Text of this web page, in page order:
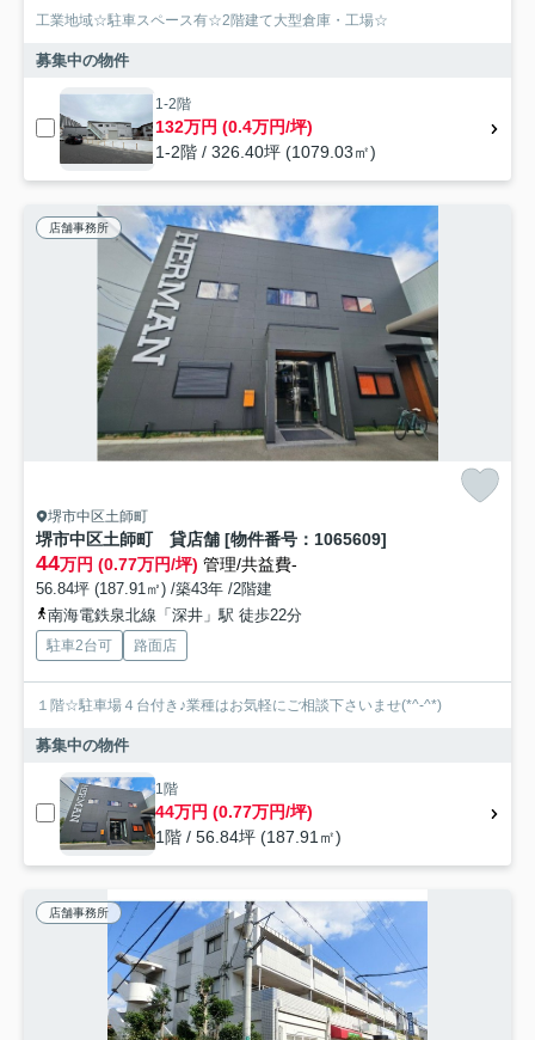
工業地域☆駐車スペース有☆2階建て大型倉庫・工場☆
募集中の物件
1-2階
132万円 (0.4万円/坪)
1-2階 / 326.40坪 (1079.03㎡)
店舗事務所
堺市中区土師町
堺市中区土師町 貸店舗 [物件番号：1065609]
44万円 (0.77万円/坪) 管理/共益費-
56.84坪 (187.91㎡) /築43年 /2階建
南海電鉄泉北線「深井」駅 徒歩22分
駐車2台可 路面店
１階☆駐車場４台付き♪業種はお気軽にご相談下さいませ(*^-^*)
募集中の物件
1階
44万円 (0.77万円/坪)
1階 / 56.84坪 (187.91㎡)
店舗事務所